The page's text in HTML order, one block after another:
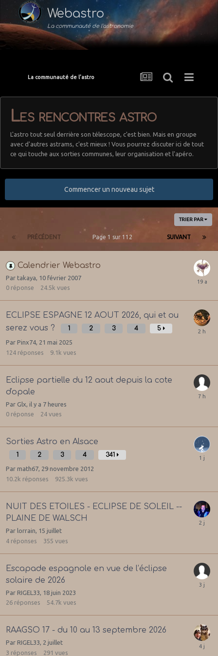
Webastro
La communauté de l'astronomie
La communauté de l'astro
Les rencontres astro
L'astro tout seul derrière son télescope, c'est bien. Mais en groupe
avec d'autres astrams, c'est mieux ! Vous pourrez discuter ici de tout
ce qui touche aux sorties communes, leur organisation et l'apéro.
Commencer un nouveau sujet
TRIER PAR
PRÉCÉDENT SUIVANT
Page 1 sur 112
Calendrier Webastro
Par takaya 10 février 2007
0 réponse 24.5k vues
ECLIPSE ESPAGNE 12 AOUT 2026, qui et ou
serez vous ?
1 2 3 4
5
Par Pinx74, 21 mai 2025
124 réponses 9.1k vues
Eclipse partielle du 12 aout depuis la cote
d'opale
Par Glx il y a 7 heures
0 réponse 24 vues
Sorties Astro en Alsace
1 2 3 4
341
Par math67, 29 novembre 2012
10.2k réponses 925.3k vues
NUIT DES ETOILES - ECLIPSE DE SOLEIL --
PLAINE DE WALSCH
Par lorrain, 15 juillet
4 réponses 355 vues
Escapade espagnole en vue de l’éclipse
solaire de 2026
Par RIGEL33 18 juin 2023
26 réponses 54.7k vues
RAAGSO 17 - du 10 au 13 septembre 2026
Par RIGEL33, 2 juillet
3 réponses 291 vues